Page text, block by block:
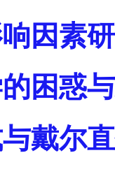
因素
困惑
戴尔